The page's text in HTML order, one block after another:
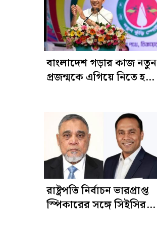
বাংলাদেশ গড়ার কাজ নতুন
প্রজন্মকে এগিয়ে নিতে হবে
রাষ্ট্রপতি নির্বাচন ভারপ্রাপ্ত
স্পিকারের সঙ্গে সিইসির